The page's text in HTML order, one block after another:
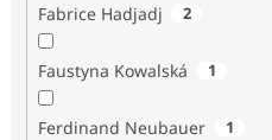
Fabrice Hadjadj 2
Faustyna Kowalská 1
Ferdinand Neubauer 1